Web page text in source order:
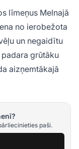
līmeņus Melnajā
no ierobežota
un negaidītu
grūtāku
aizņemtākajā
paši.